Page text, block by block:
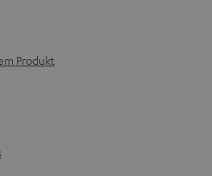
Produkt